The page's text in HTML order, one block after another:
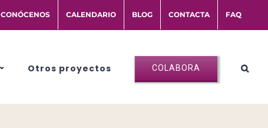
CONÓCENOS CALENDARIO BLOG CONTACTA FAQ
Otros proyectos COLABORA